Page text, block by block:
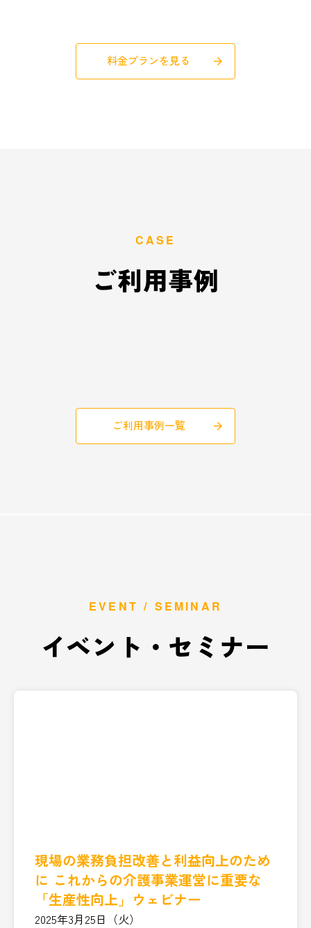
料金プランを見る arrow_forward
CASE
ご利用事例
ご利用事例一覧 arrow_forward
EVENT / SEMINAR
イベント・セミナー
現場の業務負担改善と利益向上のため
に これからの介護事業運営に重要な
「生産性向上」ウェビナー
2025年3月25日（火）